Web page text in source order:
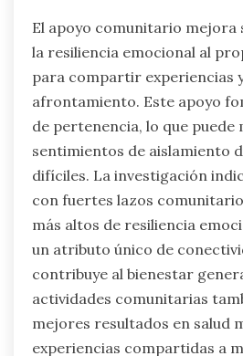
El apoyo comunitario
la resiliencia emocional al
para compartir experiencias
afrontamiento. Este apoyo
de pertenencia, lo que puede
sentimientos de aislamiento
difíciles. La investigación
con fuertes lazos
más altos de resiliencia
un atributo único de
contribuye al bienestar
actividades comunitarias
mejores resultados en salud
experiencias compartidas a